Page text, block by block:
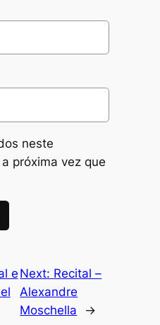
neste
próxima vez que
e Next: Recital –
Alexandre
Moschella
→